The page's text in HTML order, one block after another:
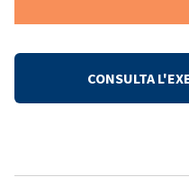
CONSULTA